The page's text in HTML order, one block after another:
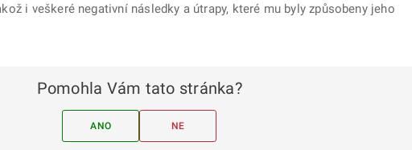
i veškeré negativní následky a útrapy, které mu byly způsobeny jeho
Pomohla Vám tato stránka?
ANO NE